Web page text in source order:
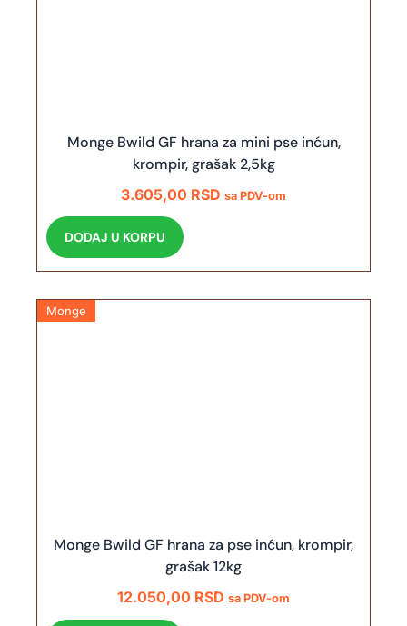
Monge Bwild GF hrana za mini pse inćun,
krompir, grašak 2,5kg
3.605,00 RSD sa PDV-om
DODAJ U KORPU
Monge
Monge Bwild GF hrana za pse inćun, krompir,
grašak 12kg
12.050,00 RSD sa PDV-om